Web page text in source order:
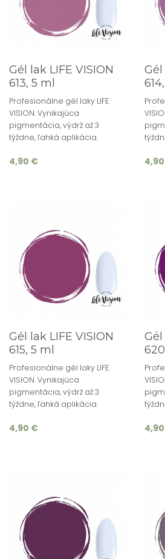
Gél lak LIFE VISION
613, 5 ml
Profesionálne gél laky LIFE
VISION. Vynikajúca
pigmentácia, výdrž až 3
týždne, ľahká aplikácia.
4,90 €
Gél
Gél lak LIFE VISION
615, 5 ml
Profesionálne gél laky LIFE
VISION. Vynikajúca
pigmentácia, výdrž až 3
týždne, ľahká aplikácia.
4,90 €
Gél